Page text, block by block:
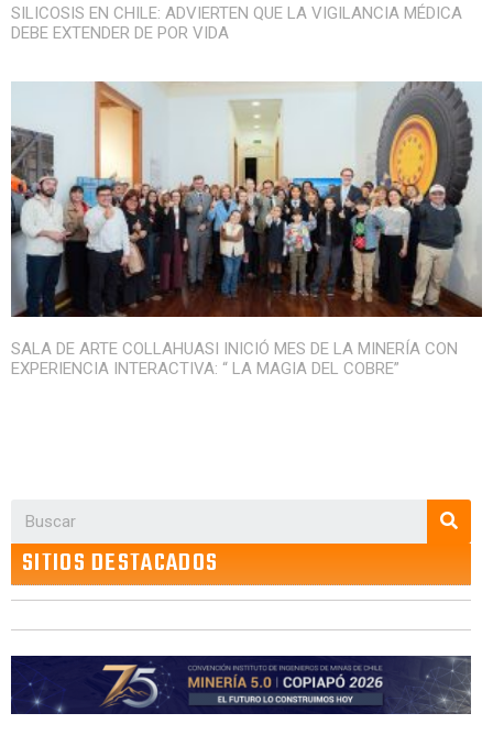
SILICOSIS EN CHILE: ADVIERTEN QUE LA VIGILANCIA MÉDICA
DEBE EXTENDER DE POR VIDA
SALA DE ARTE COLLAHUASI INICIÓ MES DE LA MINERÍA CON
EXPERIENCIA INTERACTIVA: “ LA MAGIA DEL COBRE”
SITIOS DESTACADOS